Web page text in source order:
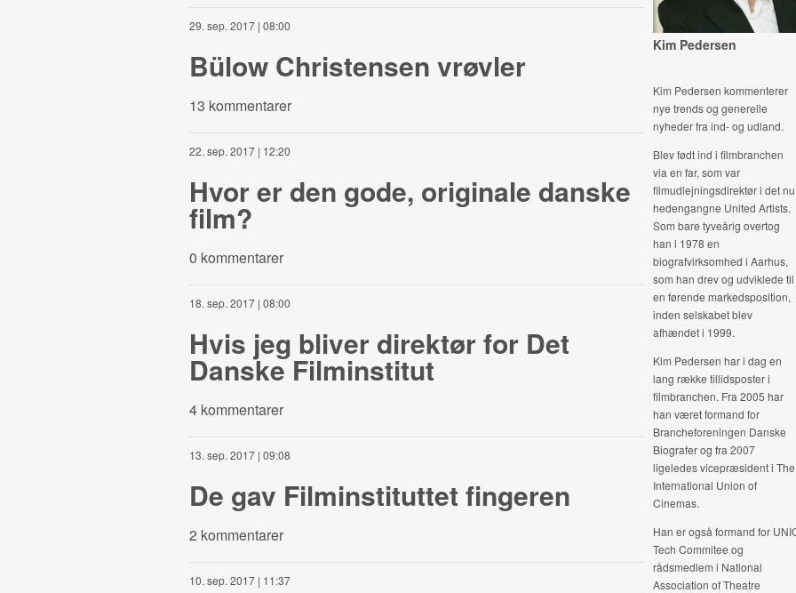
Kim Pedersen
Kim Pedersen kommenterer
nye trends og generelle
nyheder fra ind- og udland.
Blev født ind i filmbranchen
via en far, som var
filmudlejningsdirektør i det nu
hedengangne United Artists.
Som bare tyveårig overtog
han i 1978 en
biografvirksomhed i Aarhus,
som han drev og udviklede til
en førende markedsposition,
inden selskabet blev
afhændet i 1999.
Kim Pedersen har i dag en
lang række tillidsposter i
filmbranchen. Fra 2005 har
han været formand for
Brancheforeningen Danske
Biografer og fra 2007
ligeledes vicepræsident i The
International Union of
Cinemas.
Han er også formand for
Tech Commitee og
rådsmedlem i National
Association of Theatre
29. sep. 2017 | 08:00
Bülow Christensen vrøvler
13 kommentarer
22. sep. 2017 | 12:20
Hvor er den gode, originale danske
film?
0 kommentarer
18. sep. 2017 | 08:00
Hvis jeg bliver direktør for Det
Danske Filminstitut
4 kommentarer
13. sep. 2017 | 09:08
De gav Filminstituttet fingeren
2 kommentarer
10. sep. 2017 | 11:37